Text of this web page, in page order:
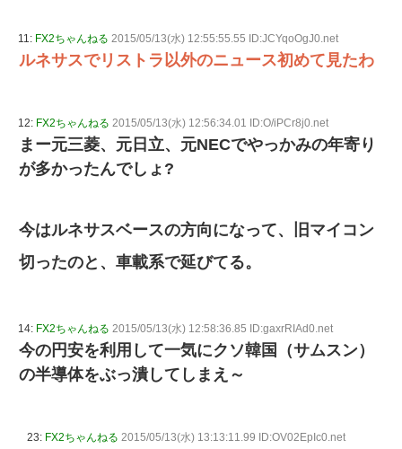
11: FX2ちゃんねる 2015/05/13(水) 12:55:55.55 ID:JCYqoOgJ0.net
ルネサスでリストラ以外のニュース初めて見たわ
12: FX2ちゃんねる 2015/05/13(水) 12:56:34.01 ID:O/iPCr8j0.net
まー元三菱、元日立、元NECでやっかみの年寄り
が多かったんでしょ?
今はルネサスベースの方向になって、旧マイコン
切ったのと、車載系で延びてる。
14: FX2ちゃんねる 2015/05/13(水) 12:58:36.85 ID:gaxrRIAd0.net
今の円安を利用して一気にクソ韓国（サムスン）
の半導体をぶっ潰してしまえ～
23: FX2ちゃんねる 2015/05/13(水) 13:13:11.99 ID:OV02EpIc0.net